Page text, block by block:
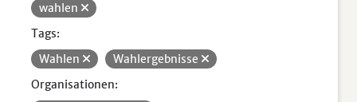
wahlen
Tags:
Wahlen
Wahlergebnisse
Organisationen: